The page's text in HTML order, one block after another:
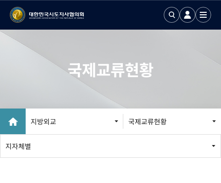
지방외교 추진
국제업무24
국제교류현황
지방외교 국제교류현황
지자체별